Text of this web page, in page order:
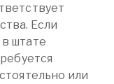
Если
штате
или